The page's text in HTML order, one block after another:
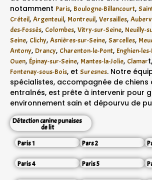
notamment Paris, Boulogne-Billancourt,
Créteil, Argenteuil, Montreuil, Versailles,
des-Fossés, Colombes, Vitry-sur-Seine, Neuilly-
Seine, Clichy, Asnières-sur-Seine, Sarcelles,
Antony, Drancy, Charenton-le-Pont, Enghien-
Ouen, Épinay-sur-Seine, Mantes-la-Jolie, Clamart,
Fontenay-sous-Bois, et Suresnes. Notre
spécialistes, accompagnée de chiens
entraînés, est prête à intervenir pour
environnement sain et dépourvu de
Détection canine punaises
de lit
Paris 1
Pars 2
Paris 4 Paris 5